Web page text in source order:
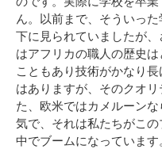
ん。以前まで、そういっ
下に見られていましたが
はアフリカの職人の歴史
こともあり技術がかなり
はありますが、そのクオ
た、欧米ではカメルーン
気で、それは私たちがこ
中でブームになっています